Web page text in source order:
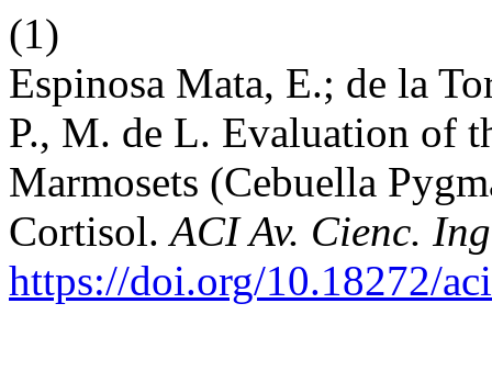
(1)
Espinosa Mata, E.; de la
P., M. de L. Evaluation of
Marmosets (Cebuella
Cortisol.ACI Av. Cienc.
https://doi.org/10.18272/